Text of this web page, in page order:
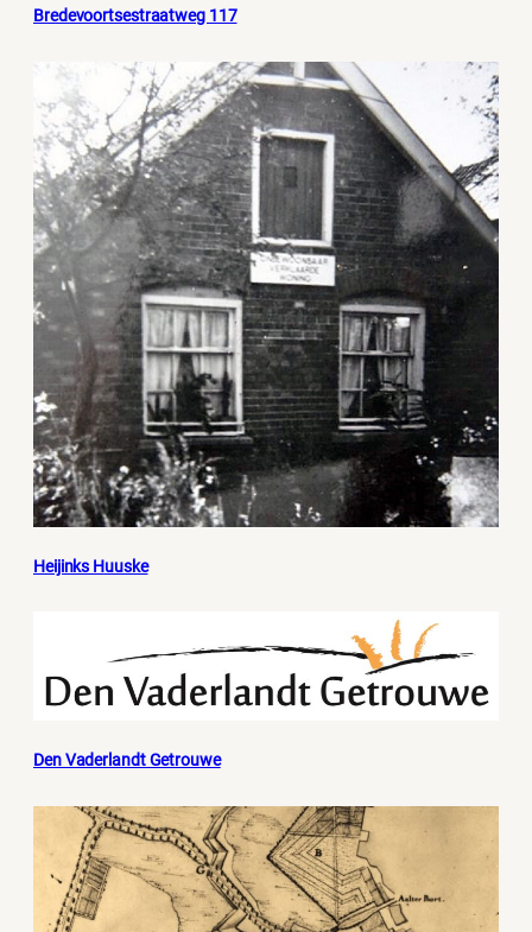
Bredevoortsestraatweg 117
Heijinks Huuske
Den Vaderlandt Getrouwe